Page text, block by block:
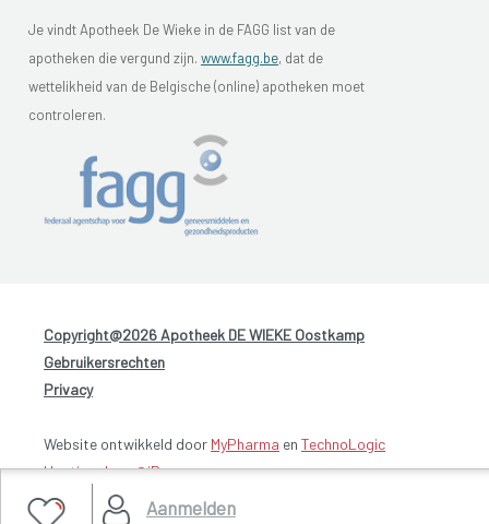
Aanmelden
Je vindt Apotheek De Wieke in de FAGG list van de
apotheken die vergund zijn. www.fagg.be, dat de
wettelikheid van de Belgische (online) apotheken moet
controleren.
Copyright@2026 Apotheek DE WIEKE Oostkamp
Gebruikersrechten
Privacy
Website ontwikkeld door MyPharma en TechnoLogic
Hosting door @iPower